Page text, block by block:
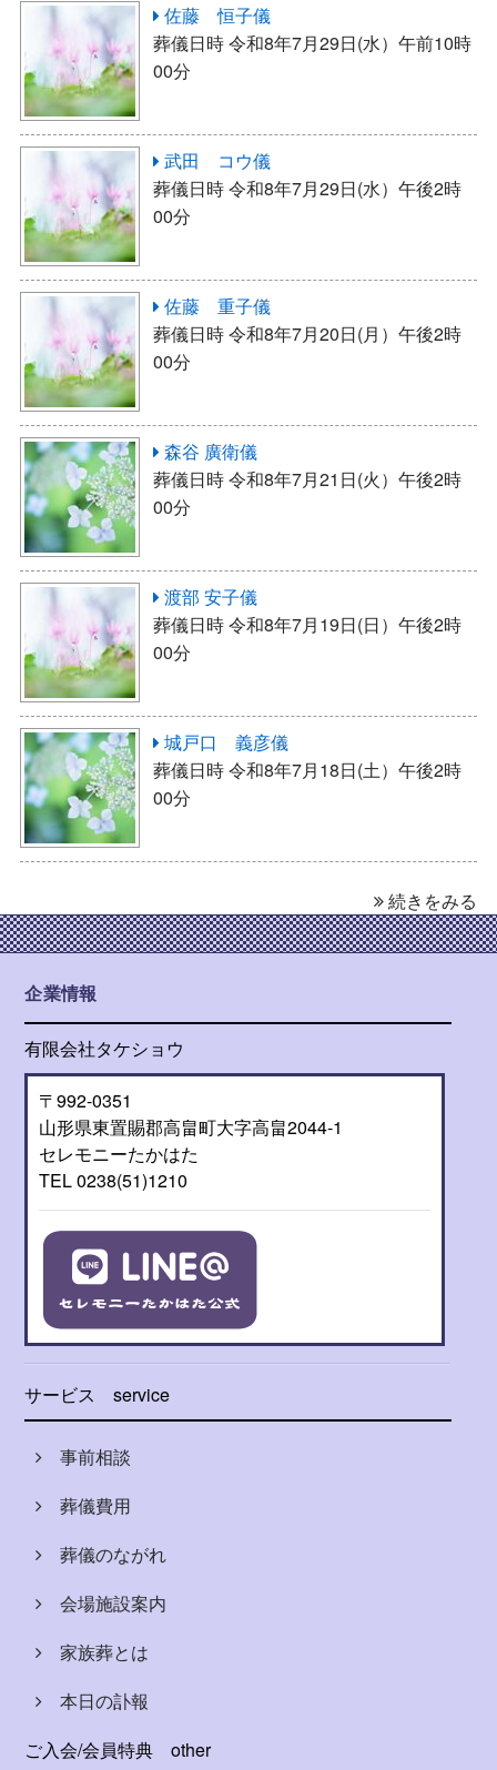
佐藤 恒子儀
葬儀日時 令和8年7月29日(水）午前10時
00分
武田 コウ儀
葬儀日時 令和8年7月29日(水）午後2時
00分
佐藤 重子儀
葬儀日時 令和8年7月20日(月）午後2時
00分
森谷 廣衛儀
葬儀日時 令和8年7月21日(火）午後2時
00分
渡部 安子儀
葬儀日時 令和8年7月19日(日）午後2時
00分
城戸口 義彦儀
葬儀日時 令和8年7月18日(土）午後2時
00分
続きをみる
企業情報
有限会社タケショウ
〒992-0351
山形県東置賜郡高畠町大字高畠2044-1
セレモニーたかはた
TEL 0238(51)1210
サービス service
事前相談
葬儀費用
葬儀のながれ
会場施設案内
家族葬とは
本日の訃報
ご入会/会員特典
other